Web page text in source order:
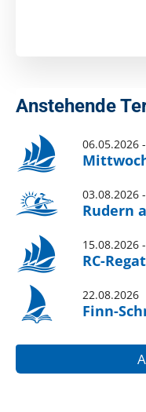
Anstehende
06.05.2026
03.08.2026
Rudern
15.08.2026
RC-
22.08.2026
Finn-